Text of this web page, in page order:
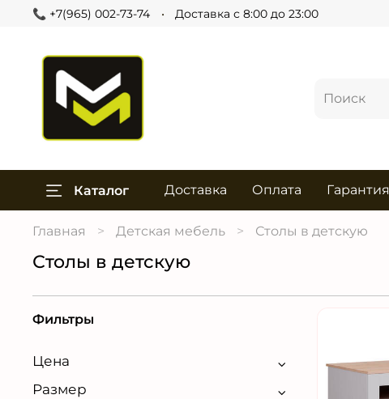
📞 +7(965) 002-73-74 Доставка с 8:00 до 23:00
Каталог Доставка Оплата Гарантия
Главная Детская мебель Столы в детскую
Столы в детскую
Фильтры
Цена
Размер